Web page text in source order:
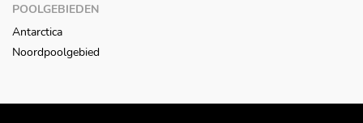
POOLGEBIEDEN
Antarctica
Noordpoolgebied